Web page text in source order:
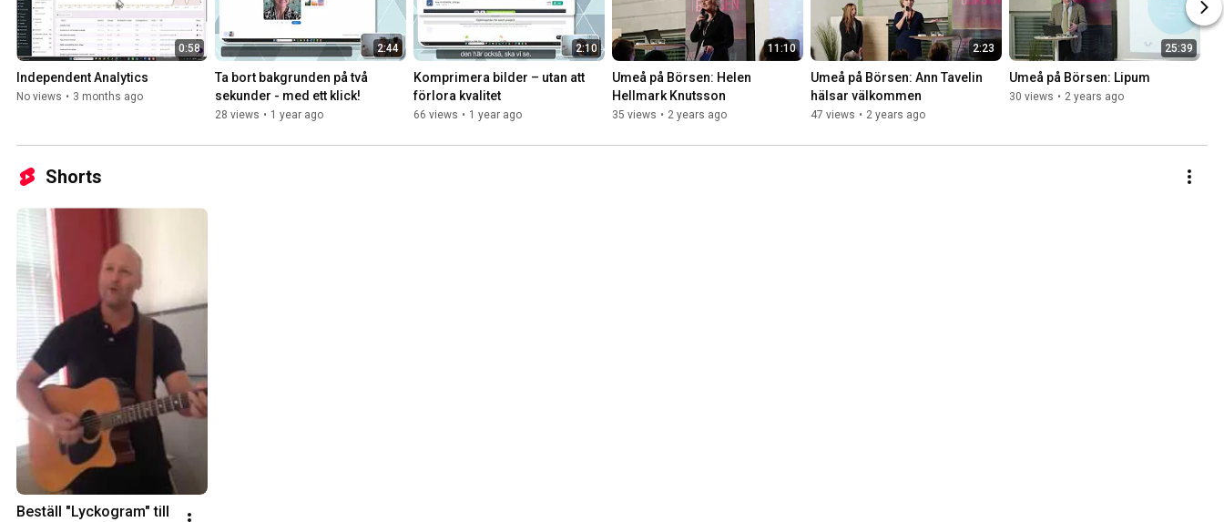
0:58
Independent Analytics
No views • 3 months ago
2:44
Ta bort bakgrunden på två
sekunder - med ett klick!
28 views • 1 year ago
2:10
Komprimera bilder – utan att
förlora kvalitet
66 views • 1 year ago
11:10
Umeå på Börsen: Helen
Hellmark Knutsson
35 views • 2 years ago
2:23
Umeå på Börsen: Ann Tavelin
hälsar välkommen
47 views • 2 years ago
25:39
Umeå på Börsen: Lipum
30 views • 2 years ago
Shorts
Beställ "Lyckogram" till